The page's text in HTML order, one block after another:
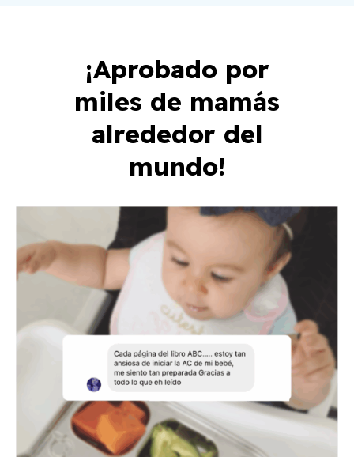
¡Aprobado por
miles de mamás
alrededor del
mundo!